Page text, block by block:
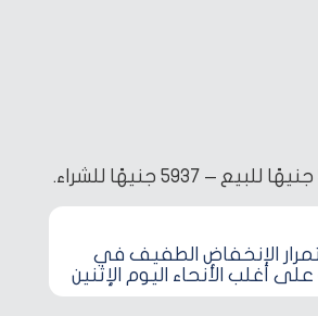
الانخفاض الطفيف في
على أغلب الأنحاء اليوم الإثنين